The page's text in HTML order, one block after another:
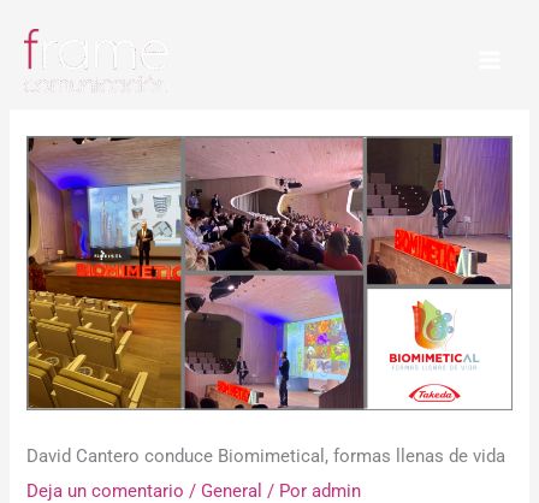
contenido
David Cantero conduce Biomimetical, formas llenas de vida
Deja un comentario / General / Poradmin